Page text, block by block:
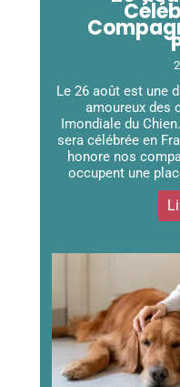
Le 26 août est une
amoureux des
Imondiale du
sera célébrée en
honore nos
occupent une